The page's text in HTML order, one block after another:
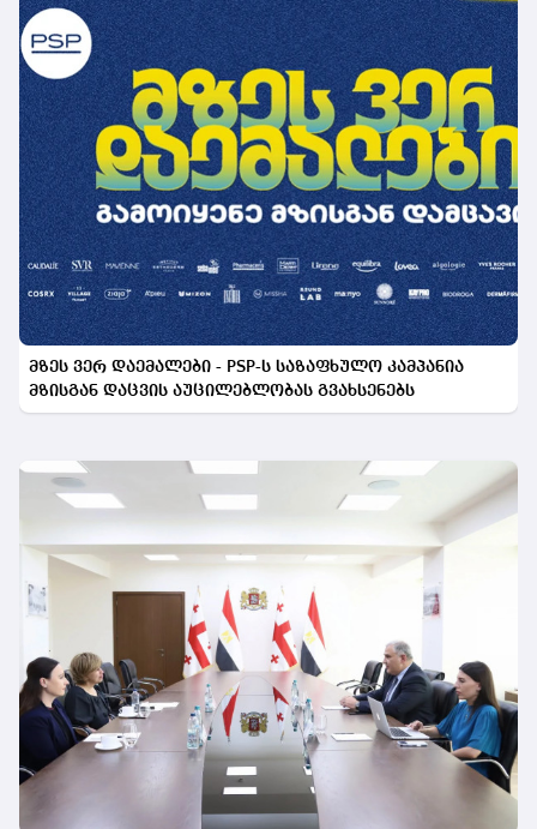
მზეს ვერ დაემალები - PSP-ს საზაფხულო კამპანია
მზისგან დაცვის აუცილებლობას გვახსენებს